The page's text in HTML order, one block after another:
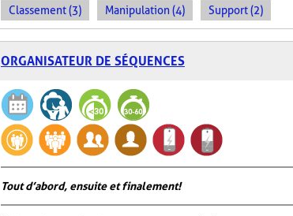
Classement (3) Manipulation (4) Support (2)
ORGANISATEUR DE SÉQUENCES
Tout d’abord, ensuite et finalement!